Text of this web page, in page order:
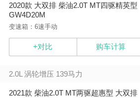
2020款 大双排 柴油2.0T MT四驱精英型
GW4D20M
变速箱：6速手动
+对比 购车计算
2.0L 涡轮增压 139马力
2021款 柴油2.0T MT两驱超惠型 大双排